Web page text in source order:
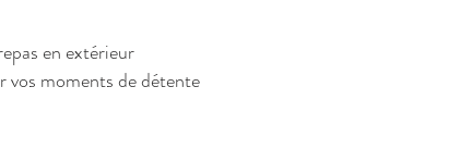
en extérieur
vos moments de détente